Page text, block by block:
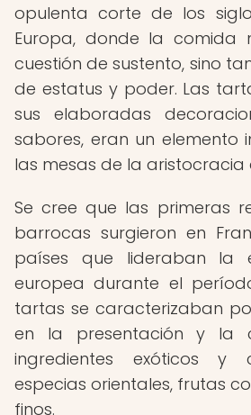
opulenta corte de los
Europa, donde la comida
cuestión de sustento, sino
de estatus y poder. Las
sus elaboradas
sabores, eran un elemento
las mesas de la aristocracia
Se cree que las primeras
barrocas surgieron en
países que lideraban la
europea durante el
tartas se caracterizaban
en la presentación y la
ingredientes exóticos y
especias orientales, frutas
finos.